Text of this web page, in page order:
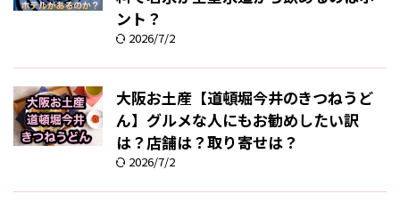
ント？
2026/7/2
大阪お土産【道頓堀今井のきつねうど
ん】グルメな人にもお勧めしたい訳
は？店舗は？取り寄せは？
2026/7/2